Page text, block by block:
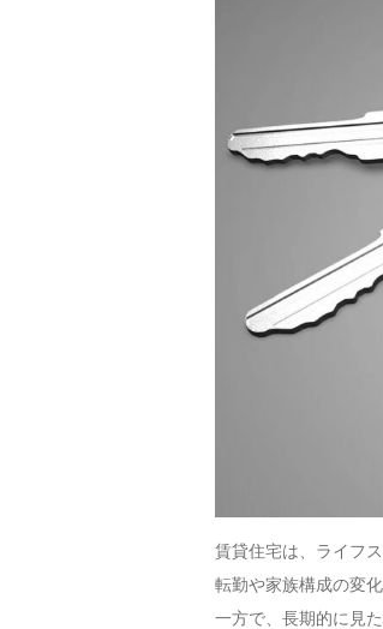
賃貸住宅は、ライフ
転勤や家族構成の変
一方で、長期的に見